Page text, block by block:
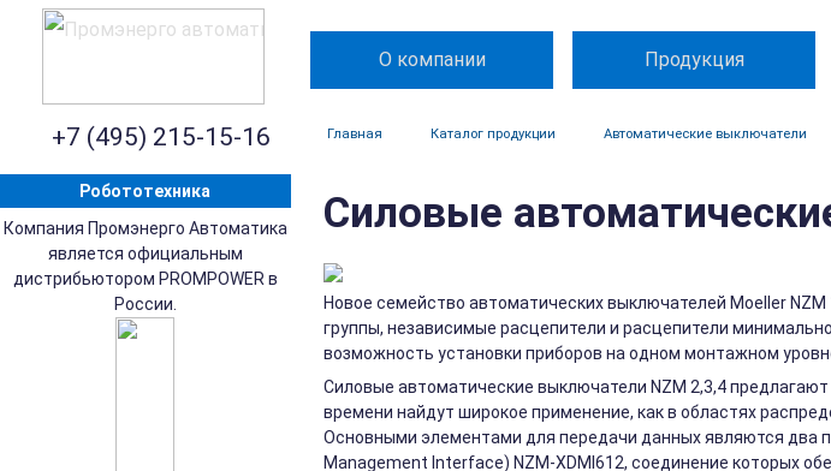
О компании Продукция
+7 (495) 215-15-16 Главная Каталог продукции Автоматические выключатели
Робототехника
Компания Промэнерго Автоматика
является официальным
дистрибьютором PROMPOWER в
России.
Силовые
Новое семейство автоматических выключателей Moeller
группы, независимые расцепители и расцепители
возможность установки приборов на одном монтажном
Силовые автоматические выключатели NZM 2,3,4
времени найдут широкое применение, как в областях
Основными элементами для передачи данных являются два
Management Interface) NZM-XDMI612, соединение которых